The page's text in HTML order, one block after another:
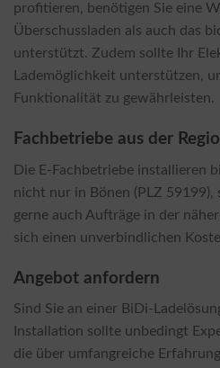
profitieren, benötigen Sie eine
Überschussladen als auch das
unterstützt. Zudem sollte Ihr
Lademöglichkeit unterstützen,
Funktionalität zu gewährleisten.
Fachbetriebe aus der
Die E-Fachbetriebe installieren
nicht nur in Bönen (PLZ 59199),
gerne auch Aufträge in der
sich einen unverbindlichen
Angebot anfordern
Sind Sie an einer BiDi-
Installation sollte unbedingt
die über umfangreiche